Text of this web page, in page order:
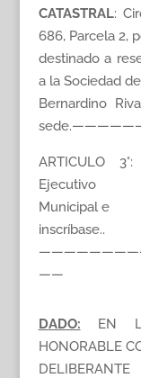
CATASTRAL:
686, Parcela 2,
destinado a
a la Sociedad
Bernardino
sede.—————–
ARTICULO
Ejecutivo
Municipal e
inscríbase..
——
DADO: EN
HONORABLE